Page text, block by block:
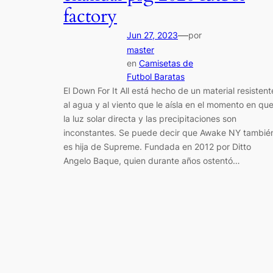
factory
Jun 27, 2023—por
master
en Camisetas de
Futbol Baratas
El Down For It All está hecho de un material
al agua y al viento que le aísla en el momento en que
la luz solar directa y las precipitaciones son
inconstantes. Se puede decir que Awake NY
es hija de Supreme. Fundada en 2012 por Ditto
Angelo Baque, quien durante años ostentó…